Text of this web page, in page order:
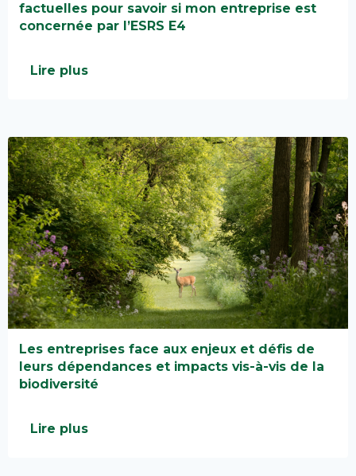
factuelles pour savoir si mon entreprise est
concernée par l’ESRS E4
Lire plus
Les entreprises face aux enjeux et défis de
leurs dépendances et impacts vis-à-vis de la
biodiversité
Lire plus